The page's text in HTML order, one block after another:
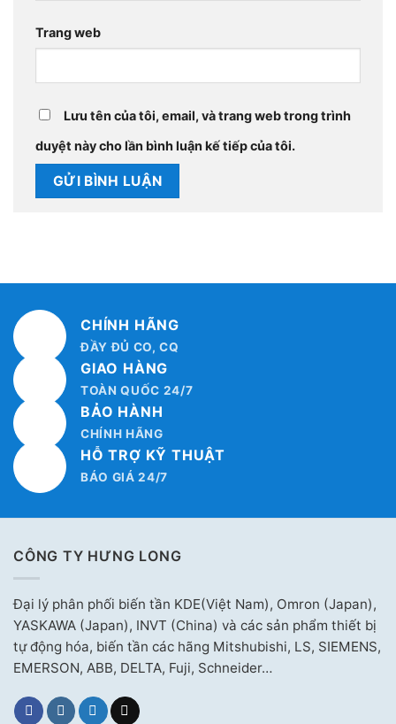
Trang web
Lưu tên của tôi, email, và trang web trong trình
duyệt này cho lần bình luận kế tiếp của tôi.
CHÍNH HÃNG
ĐẦY ĐỦ CO, CQ
GIAO HÀNG
TOÀN QUỐC 24/7
BẢO HÀNH
CHÍNH HÃNG
HỖ TRỢ KỸ THUẬT
BÁO GIÁ 24/7
CÔNG TY HƯNG LONG
Đại lý phân phối biến tần KDE(Việt Nam), Omron (Japan),
YASKAWA (Japan), INVT (China) và các sản phẩm thiết bị
tự động hóa, biến tần các hãng Mitshubishi, LS, SIEMENS,
EMERSON, ABB, DELTA, Fuji, Schneider…